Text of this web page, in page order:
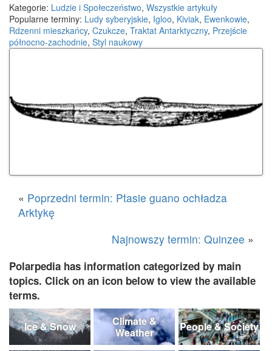
Kategorie: Ludzie i Społeczeństwo, Wszystkie artykuły
Popularne terminy: Ludy syberyjskie, Igloo, Kiviak, Ewenkowie,
Rdzenni mieszkańcy, Czukcze, Traktat Antarktyczny, Przejście
północno-zachodnie, Styl naukowy
« Poprzedni termin: Ptasie guano ochładza
Arktykę
Najnowszy termin: Quinzee »
Polarpedia has information categorized by main
topics. Click on an icon below to view the available
terms.
Ice & Snow
Climate &
Weather
People & Society